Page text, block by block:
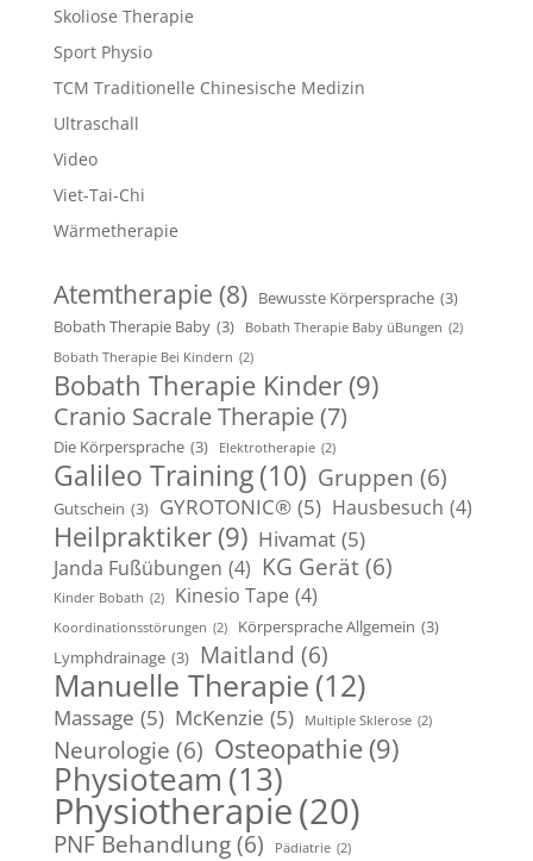
Skoliose Therapie
Sport Physio
TCM Traditionelle Chinesische Medizin
Ultraschall
Video
Viet-Tai-Chi
Wärmetherapie
Atemtherapie (8) Bewusste Körpersprache (3)
Bobath Therapie Baby (3) Bobath Therapie Baby üBungen (2)
Bobath Therapie Bei Kindern (2)
Bobath Therapie Kinder (9)
Cranio Sacrale Therapie(7)
Die Körpersprache (3) Elektrotherapie (2)
Galileo Training(10) Gruppen (6)
Gutschein (3) GYROTONIC® (5) Hausbesuch (4)
Heilpraktiker (9) Hivamat (5)
Janda Fußübungen (4) KG Gerät (6)
Kinder Bobath (2) Kinesio Tape (4)
Koordinationsstörungen (2) Körpersprache Allgemein (3)
Lymphdrainage (3) Maitland (6)
Manuelle Therapie (12)
Massage (5) McKenzie (5) Multiple Sklerose (2)
Neurologie (6) Osteopathie (9)
Physioteam (13)
Physiotherapie(20)
PNF Behandlung (6) Pädiatrie (2)